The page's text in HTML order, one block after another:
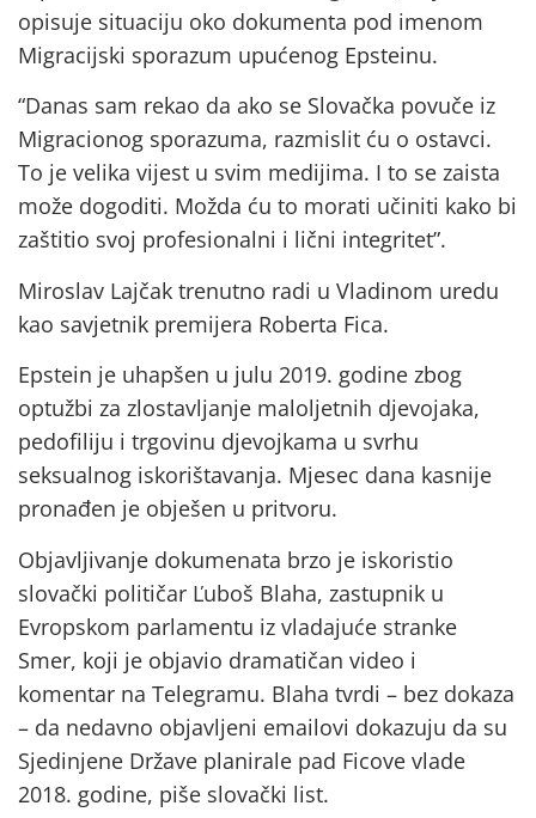
opisuje situaciju oko dokumenta pod imenom
Migracijski sporazum upućenog Epsteinu.
“Danas sam rekao da ako se Slovačka povuče iz
Migracionog sporazuma, razmislit ću o ostavci.
To je velika vijest u svim medijima. I to se zaista
može dogoditi. Možda ću to morati učiniti kako bi
zaštitio svoj profesionalni i lični integritet”.
Miroslav Lajčak trenutno radi u Vladinom uredu
kao savjetnik premijera Roberta Fica.
Epstein je uhapšen u julu 2019. godine zbog
optužbi za zlostavljanje maloljetnih djevojaka,
pedofiliju i trgovinu djevojkama u svrhu
seksualnog iskorištavanja. Mjesec dana kasnije
pronađen je obješen u pritvoru.
Objavljivanje dokumenata brzo je iskoristio
slovački političar Ľuboš Blaha, zastupnik u
Evropskom parlamentu iz vladajuće stranke
Smer, koji je objavio dramatičan video i
komentar na Telegramu. Blaha tvrdi – bez dokaza
– da nedavno objavljeni emailovi dokazuju da su
Sjedinjene Države planirale pad Ficove vlade
2018. godine, piše slovački list.